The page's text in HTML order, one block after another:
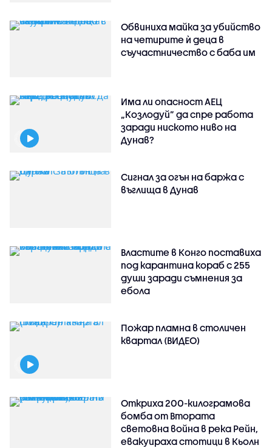
Обвиниха майка за убийство
на четирите ѝ деца в
съучастничество с баба им
Има ли опасност АЕЦ
„Козлодуй” да спре работа
заради ниското ниво на
Дунав?
Сигнал за огън на баржа с
въглища в Дунав
Властите в Конго поставиха
под карантина кораб с 255
души заради съмнения за
ебола
Пожар пламна в столичен
квартал (ВИДЕО)
Откриха 200-килограмова
бомба от Втората
световна война в река Рейн,
евакуираха стотици в Кьолн